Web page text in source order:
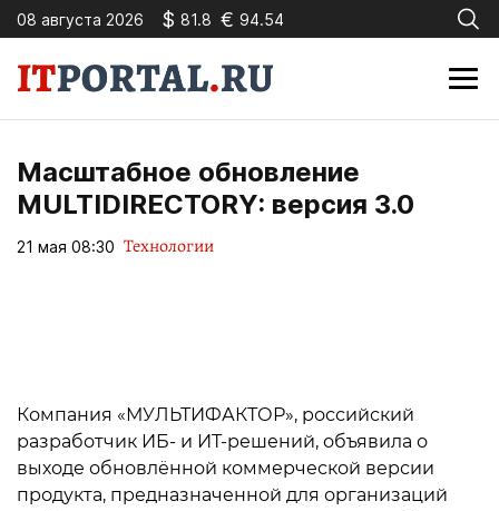
08 августа 2026 $ 81.8 € 94.54
Масштабное обновление
MULTIDIRECTORY: версия 3.0
21 мая 08:30 Технологии
Компания «МУЛЬТИФАКТОР», российский
разработчик ИБ- и ИТ-решений, объявила о
выходе обновлённой коммерческой версии
продукта, предназначенной для организаций